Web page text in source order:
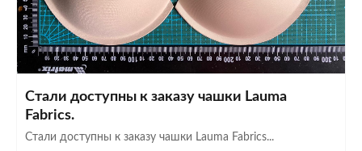
Стали доступны к заказу чашки Lauma
Fabrics.
Стали доступны к заказу чашки Lauma Fabrics...